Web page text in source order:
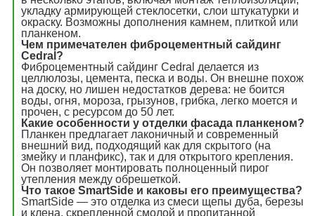
укладку армирующей стеклосетки, слои штукатурки и
окраску. Возможны дополнения камнем, плиткой или
планкеном.
Чем примечателен фиброцементный сайдинг
Cedral?
Фиброцементный сайдинг Cedral делается из
целлюлозы, цемента, песка и воды. Он внешне похож
на доску, но лишен недостатков дерева: не боится
воды, огня, мороза, грызунов, грибка, легко моется и
прочен, с ресурсом до 50 лет.
Какие особенности у отделки фасада планкеном?
Планкен предлагает лаконичный и современный
внешний вид, подходящий как для скрытого (на
змейку и планфикс), так и для открытого крепления.
Он позволяет монтировать полноценный пирог
утепления между обрешеткой.
Что такое SmartSide и каковы его преимущества?
SmartSide — это отделка из смеси щепы дуба, березы
и клена, скрепленной смолой и пропитанной